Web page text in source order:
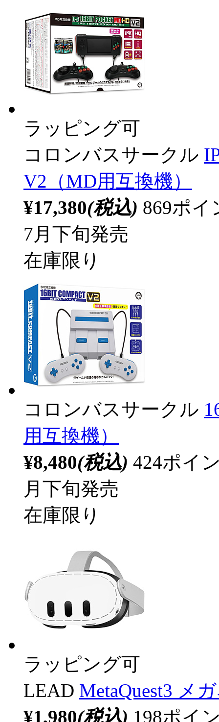
ラッピング可
コロンバスサークル
V2（MD用互換機）
¥17,380(税込) 869ポ
7月下旬発売
在庫限り
コロンバスサークル
用互換機）
¥8,480(税込) 424ポイ
月下旬発売
在庫限り
ラッピング可
LEAD MetaQuest3 メ
¥1,980(税込) 198ポイ